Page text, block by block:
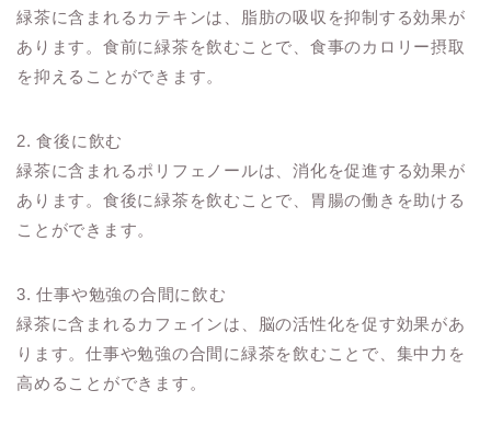
緑茶に含まれるカテキンは、脂肪の吸収を抑制する効果が
あります。食前に緑茶を飲むことで、食事のカロリー摂取
を抑えることができます。
2. 食後に飲む
緑茶に含まれるポリフェノールは、消化を促進する効果が
あります。食後に緑茶を飲むことで、胃腸の働きを助ける
ことができます。
3. 仕事や勉強の合間に飲む
緑茶に含まれるカフェインは、脳の活性化を促す効果があ
ります。仕事や勉強の合間に緑茶を飲むことで、集中力を
高めることができます。